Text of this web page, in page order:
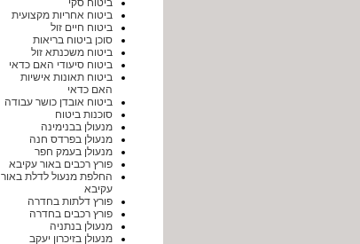
ביטוח סקי
ביטוח אחריות מקצועית
ביטוח חיים זול
סוכן ביטוח בריאות
ביטוח משכנתא זול
ביטוח סיעודי האם כדאי
ביטוח תאונות אישיות
האם כדאי
ביטוח אובדן כושר עבודה
סוכנות ביטוח
מנעולן בבנימינה
מנעולן בפרדס חנה
מנעולן בעמק חפר
פורץ רכבים באור עקיבא
החלפת מנעול לדלת באור
עקיבא
פורץ דלתות בחדרה
פורץ רכבים בחדרה
מנעולן בנתניה
מנעולן בזיכרון יעקב